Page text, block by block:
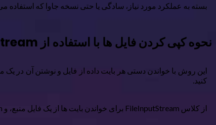
بسته به عملکرد مورد نیاز، سادگی یا حتی نسخه جاوا که استفاده
نحوه کپی کردن فایل ها با استفاده از FileInputStream و FileOutputStream
کنید.
از کلاس FileInputStream برای خواندن بایت ها از یک فایل منبع، و FileOutputStream برای نوشتن بایت ها به مقصد استفاده می کند.